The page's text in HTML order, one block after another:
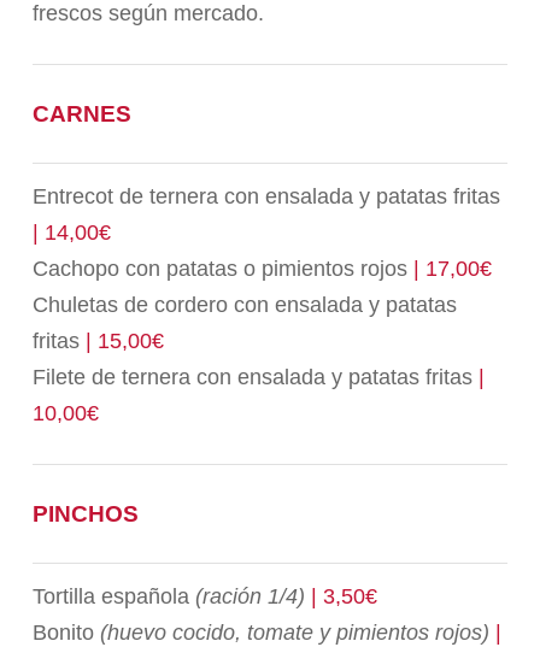
frescos según mercado.
CARNES
Entrecot de ternera con ensalada y patatas fritas
| 14,00€
Cachopo con patatas o pimientos rojos
| 17,00€
Chuletas de cordero con ensalada y patatas
fritas | 15,00€
Filete de ternera con ensalada y patatas fritas
10,00€
PINCHOS
Tortilla española (ración 1/4) | 3,50€
Bonito (huevo cocido, tomate y pimientos rojos)